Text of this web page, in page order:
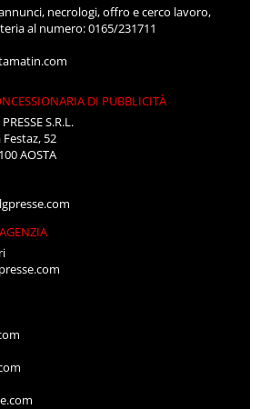
necrologi, offro e cerco lavoro,
al numero: 0165/231711
DI PUBBLICITÀ
S.R.L.
Festaz, 52
AOSTA